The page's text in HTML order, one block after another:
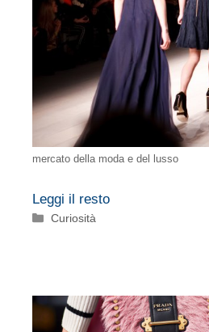
mercato della moda e del lusso
Leggi il resto
Categorie
Curiosità